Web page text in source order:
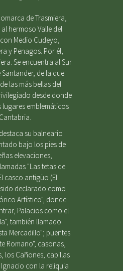
de Trasmiera,
hermoso Valle del
Medio Cudeyo,
y Penagos. Por él,
Se encuentra al Sur
de la que
las más bellas del
desde donde
emblemáticos
su balneario
bajo los pies de
elevaciones,
"Las tetas de
casco antigüo (El
declarado como
Artístico", donde
Palacios como el
también llamado
Mercadillo"; puentes
Romano", casonas,
los Cañones, capillas
con la reliquia